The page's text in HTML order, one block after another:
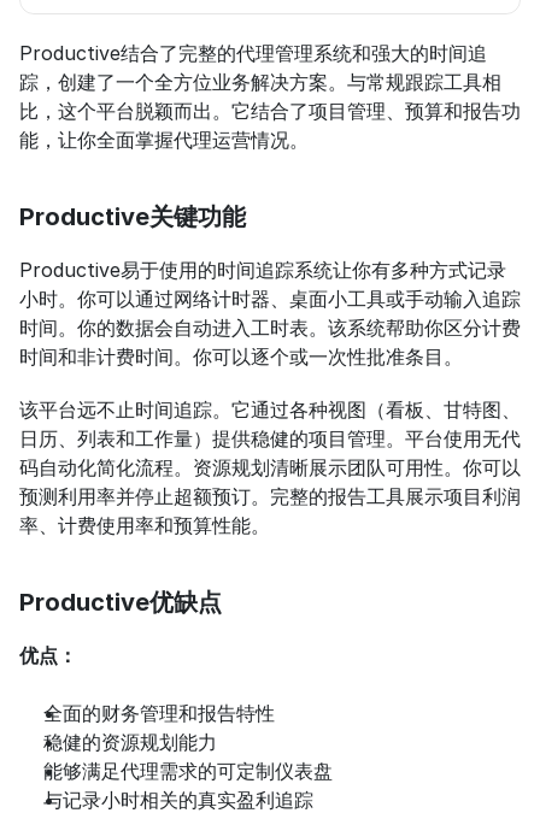
Productive结合了完整的代理管理系统和强大的时间追
踪，创建了一个全方位业务解决方案。与常规跟踪工具相
比，这个平台脱颖而出。它结合了项目管理、预算和报告功
能，让你全面掌握代理运营情况。
Productive关键功能
Productive易于使用的时间追踪系统让你有多种方式记录
小时。你可以通过网络计时器、桌面小工具或手动输入追踪
时间。你的数据会自动进入工时表。该系统帮助你区分计费
时间和非计费时间。你可以逐个或一次性批准条目。
该平台远不止时间追踪。它通过各种视图（看板、甘特图、
日历、列表和工作量）提供稳健的项目管理。平台使用无代
码自动化简化流程。资源规划清晰展示团队可用性。你可以
预测利用率并停止超额预订。完整的报告工具展示项目利润
率、计费使用率和预算性能。
Productive优缺点
优点：
全面的财务管理和报告特性
稳健的资源规划能力
能够满足代理需求的可定制仪表盘
与记录小时相关的真实盈利追踪